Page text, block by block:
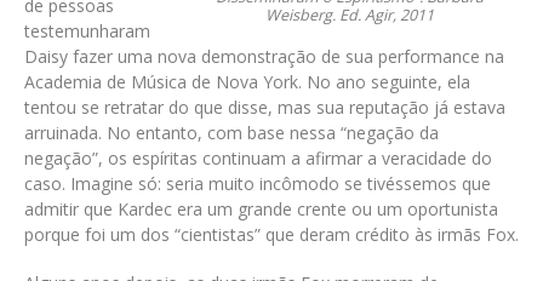
Weisberg. Ed. Agir, 2011
de pessoas
testemunharam
Daisy fazer uma nova demonstração de sua performance na
Academia de Música de Nova York. No ano seguinte, ela
tentou se retratar do que disse, mas sua reputação já estava
arruinada. No entanto, com base nessa “negação da
negação”, os espíritas continuam a afirmar a veracidade do
caso. Imagine só: seria muito incômodo se tivéssemos que
admitir que Kardec era um grande crente ou um oportunista
porque foi um dos “cientistas” que deram crédito às irmãs Fox.